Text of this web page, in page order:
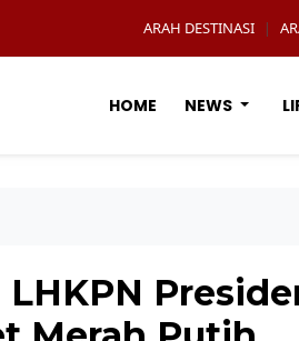
ARAH DESTINASI |
HOME NEWS